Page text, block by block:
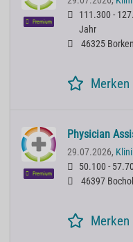
Premium
111.300 -
Jahr
46325 Borken
Merken
Premium
Physician
29.07.2026,
50.100 -
46397
Merken